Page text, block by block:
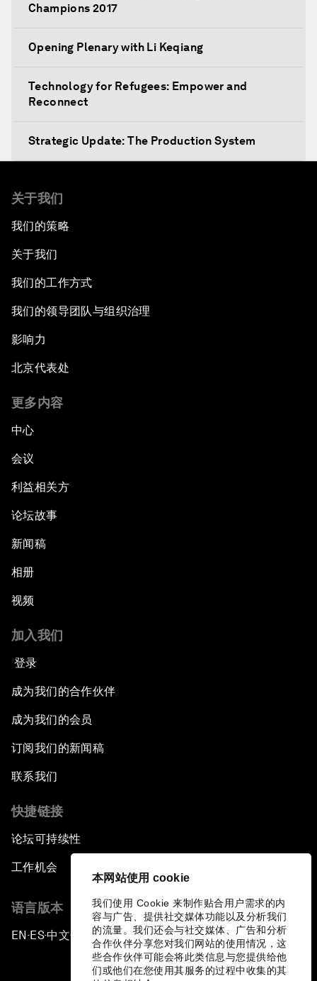
本网站使用 cookie
我们使用 Cookie 来制作贴合用户需求的内
容与广告、提供社交媒体功能以及分析我们
的流量。我们还会与社交媒体、广告和分析
合作伙伴分享您对我们网站的使用情况，这
些合作伙伴可能会将此类信息与您提供给他
们或他们在您使用其服务的过程中收集的其
Champions 2017
Opening Plenary with Li Keqiang
Technology for Refugees: Empower and
Reconnect
Strategic Update: The Production System
Public Art: Spaces of Hope
China: The Next World Leader?
Artificial Intelligence Unleashed
The Global Implications of China's Financial
Northern Lights: A Nordic Perspective on
Security Outlook for the Korean Peninsula
Bridging the Gender Divide
Pioneering the Sharing Economy
Co-Chair Roundtable: Shaping Healthcare
Reform
Issue Briefing: European Political Outlook
Dragon Science
Amplifying Human Potential
The Race towards Smart Mobility
Climate's Next Frontier
Leading the Energy Transition
关于我们
我们的策略
关于我们
我们的工作方式
我们的领导团队与组织治理
影响力
北京代表处
更多内容
中心
会议
利益相关方
论坛故事
新闻稿
相册
视频
加入我们
登录
成为我们的合作伙伴
成为我们的会员
订阅我们的新闻稿
联系我们
快捷链接
论坛可持续性
工作机会
语言版本
EN ▪ES▪中文▪ 日本語